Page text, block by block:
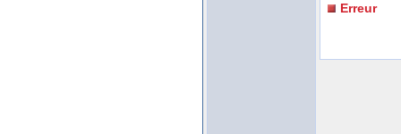
Erreur